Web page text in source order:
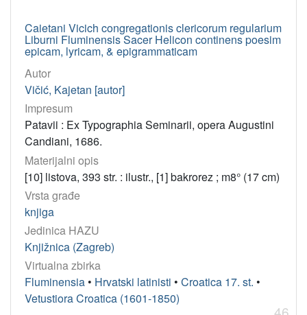
Caietani Vicich congregationis clericorum regularium
Liburni Fluminensis Sacer Helicon continens poesim
epicam, lyricam, & epigrammaticam
Autor
Vičić, Kajetan [autor]
Impresum
Patavii : Ex Typographia Seminarii, opera Augustini
Candiani, 1686.
Materijalni opis
[10] listova, 393 str. : ilustr., [1] bakrorez ; m8° (17 cm)
Vrsta građe
knjiga
Jedinica HAZU
Knjižnica (Zagreb)
Virtualna zbirka
Fluminensia • Hrvatski latinisti • Croatica 17. st. •
Vetustiora Croatica (1601-1850)